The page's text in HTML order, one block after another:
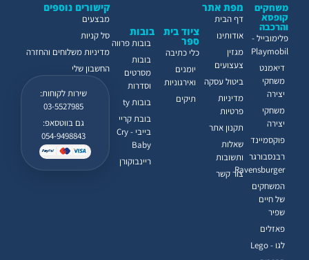
קישורים נוספים
מבצעים
סל קניות
מדיניות משלוחים והחזרה
החשבון שלי
שירות לקוחות:
03-5527985
גם בווטסאפ:
054-9498843
ציוד בית
ספר
כלי כתיבה
יומנים
ואירגוניות
תיקים
בובות
בובות פרווה
בובות
מסרטים
וסדרות
בובות ty
בובת קריי
בייבי - Cry
Baby
ריינבוקורן
משחקים
קופסא
והרכבה
פלימובייל -
Playmobil
דיאמנט
משחקי
יצירה
משחקי
יצירה
פוקסמיינד
רבנסבורגר
Ravensburger
המשחקים
של חיים
שפיר
פאזלים
לגו - Lego
מפת אתר
דף הבית
אודותינו
מגזין
צעצועים
ביטול עסקה
מדיניות
פרטיות
תקנון אתר
שאלות
ותשובות
צור קשר